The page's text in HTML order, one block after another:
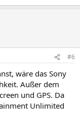
#6
wäre das Sony
Außer dem
und GPS. Da
Unlimited